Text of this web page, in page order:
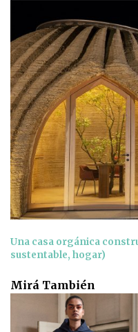
Una casa orgánica
sustentable, hogar)
Mirá También